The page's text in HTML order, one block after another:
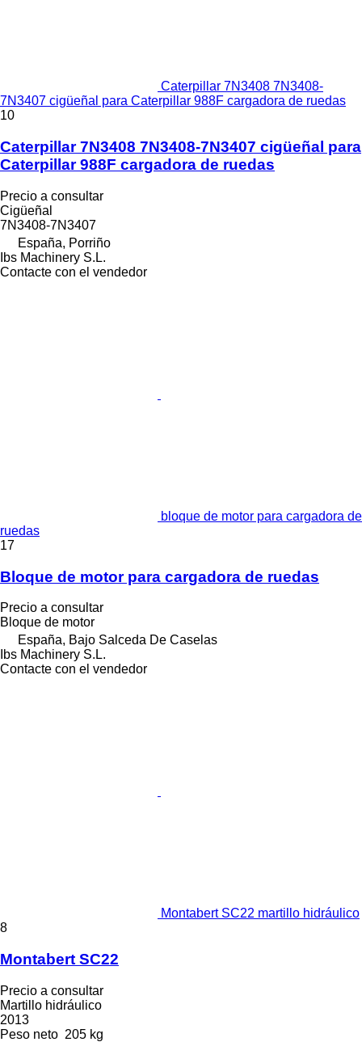
Caterpillar 7N3408 7N3408-
7N3407 cigüeñal para Caterpillar 988F cargadora de ruedas
10
Caterpillar 7N3408 7N3408-7N3407 cigüeñal para
Caterpillar 988F cargadora de ruedas
Precio a consultar
Cigüeñal
7N3408-7N3407
España, Porriño
Ibs Machinery S.L.
Contacte con el vendedor
bloque de motor para cargadora de
ruedas
17
Bloque de motor para cargadora de ruedas
Precio a consultar
Bloque de motor
España, Bajo Salceda De Caselas
Ibs Machinery S.L.
Contacte con el vendedor
Montabert SC22 martillo hidráulico
8
Montabert SC22
Precio a consultar
Martillo hidráulico
2013
Peso neto 205 kg